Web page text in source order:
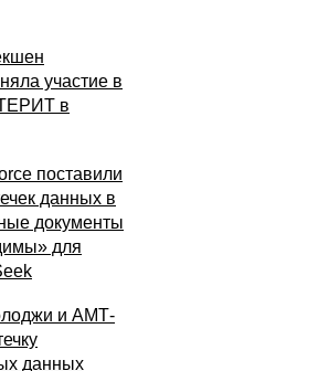
участие в
в
поставили
данных в
документы
для
и АМТ-
данных